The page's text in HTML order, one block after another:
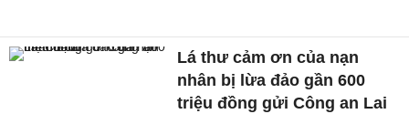
Lá thư cảm ơn của nạn
nhân bị lừa đảo gần 600
triệu đồng gửi Công an Lai